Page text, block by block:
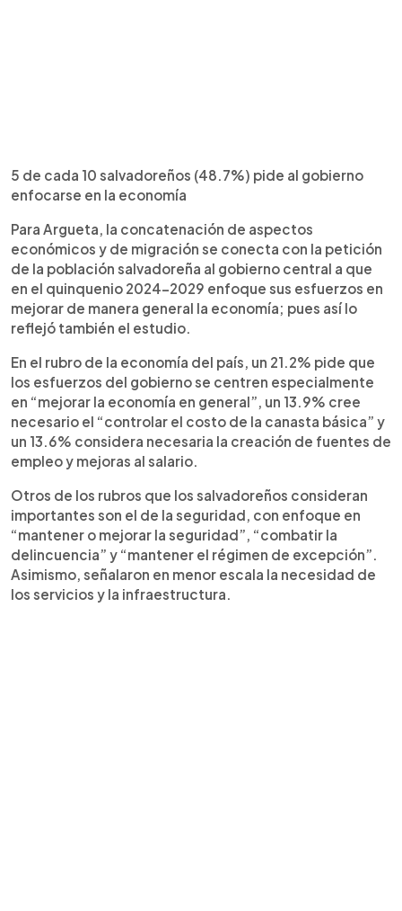
5 de cada 10 salvadoreños (48.7%) pide al gobierno
enfocarse en la economía
Para Argueta, la concatenación de aspectos
económicos y de migración se conecta con la petición
de la población salvadoreña al gobierno central a que
en el quinquenio 2024-2029 enfoque sus esfuerzos en
mejorar de manera general la economía; pues así lo
reflejó también el estudio.
En el rubro de la economía del país, un 21.2% pide que
los esfuerzos del gobierno se centren especialmente
en “mejorar la economía en general”, un 13.9% cree
necesario el “controlar el costo de la canasta básica” y
un 13.6% considera necesaria la creación de fuentes de
empleo y mejoras al salario.
Otros de los rubros que los salvadoreños consideran
importantes son el de la seguridad, con enfoque en
“mantener o mejorar la seguridad”, “combatir la
delincuencia” y “mantener el régimen de excepción”.
Asimismo, señalaron en menor escala la necesidad de
los servicios y la infraestructura.